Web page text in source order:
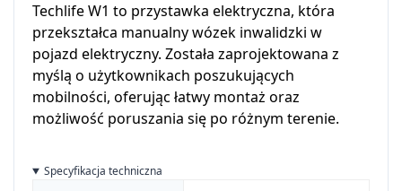
Techlife W1 to przystawka elektryczna, która
przekształca manualny wózek inwalidzki w
pojazd elektryczny. Została zaprojektowana z
myślą o użytkownikach poszukujących
mobilności, oferując łatwy montaż oraz
możliwość poruszania się po różnym terenie.
Specyfikacja techniczna